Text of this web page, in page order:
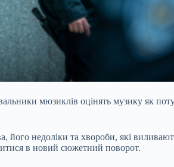
мюзиклів оцінять музику як
його недоліки та хвороби, які
в новий сюжетний поворот.